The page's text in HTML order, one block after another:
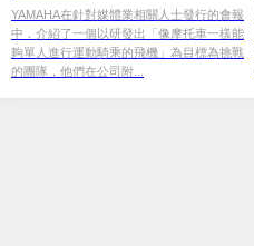
YAMAHA在針對媒體業相關人士發行的會報
中，介紹了一個以研發出「像摩托車一樣能
夠單人進行運動騎乘的飛機」為目標為挑戰
的團隊，他們在公司附...